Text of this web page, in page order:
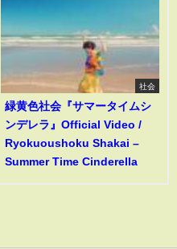
社会
緑黄色社会『サマータイムシ
ンデレラ』Official Video /
Ryokuoushoku Shakai –
Summer Time Cinderella